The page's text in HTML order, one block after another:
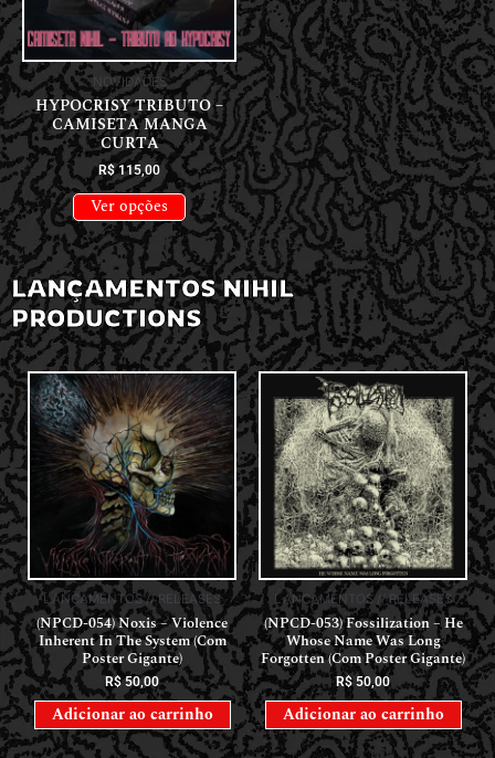
NOVIDADES
HYPOCRISY TRIBUTO –
CAMISETA MANGA
CURTA
R$115,00
Ver opções
LANÇAMENTOS NIHIL
PRODUCTIONS
LANÇAMENTOS // RELEASES
(NPCD-054) Noxis – Violence
Inherent In The System (Com
Poster Gigante)
R$50,00
Adicionar ao carrinho
LANÇAMENTOS // RELEASES
(NPCD-053) Fossilization – He
Whose Name Was Long
Forgotten (Com Poster Gigante)
R$ 50,00
Adicionar ao carrinho